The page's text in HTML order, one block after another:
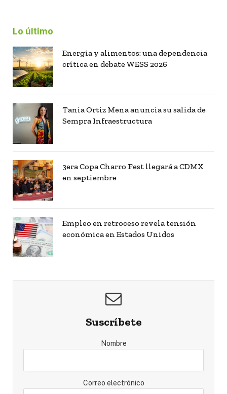
Lo último
Energía y alimentos: una dependencia
crítica en debate WESS 2026
Tania Ortiz Mena anuncia su salida de
Sempra Infraestructura
3era Copa Charro Fest llegará a CDMX
en septiembre
Empleo en retroceso revela tensión
económica en Estados Unidos
Suscríbete
Nombre
Correo electrónico